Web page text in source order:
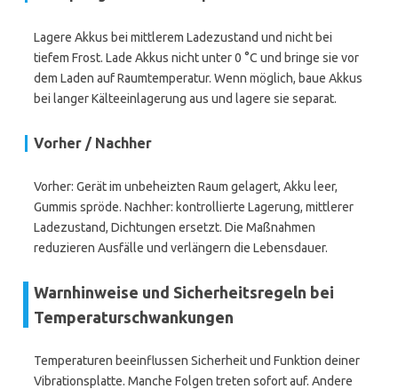
Lagere Akkus bei mittlerem Ladezustand und nicht bei
tiefem Frost. Lade Akkus nicht unter 0 °C und bringe sie vor
dem Laden auf Raumtemperatur. Wenn möglich, baue Akkus
bei langer Kälteeinlagerung aus und lagere sie separat.
Vorher / Nachher
Vorher: Gerät im unbeheizten Raum gelagert, Akku leer,
Gummis spröde. Nachher: kontrollierte Lagerung, mittlerer
Ladezustand, Dichtungen ersetzt. Die Maßnahmen
reduzieren Ausfälle und verlängern die Lebensdauer.
Warnhinweise und Sicherheitsregeln bei
Temperaturschwankungen
Temperaturen beeinflussen Sicherheit und Funktion deiner
Vibrationsplatte. Manche Folgen treten sofort auf. Andere